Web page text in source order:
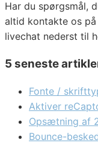
Har du spørgsmål,
altid kontakte os på
livechat nederst til
5 seneste
Fonte /
Aktiver
Opsætning af
Bounce-